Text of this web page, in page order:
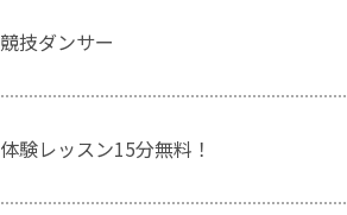
競技ダンサー
体験レッスン15分無料！